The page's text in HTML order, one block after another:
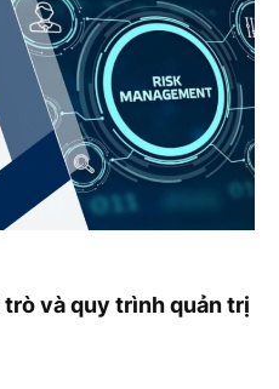
trò và quy trình quản trị